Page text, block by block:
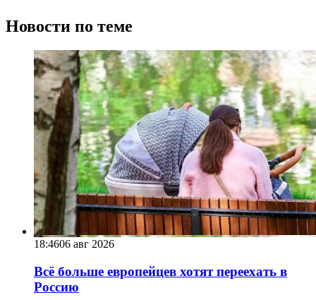
Новости по теме
18:4606 авг 2026
Всё больше европейцев хотят переехать в
Россию